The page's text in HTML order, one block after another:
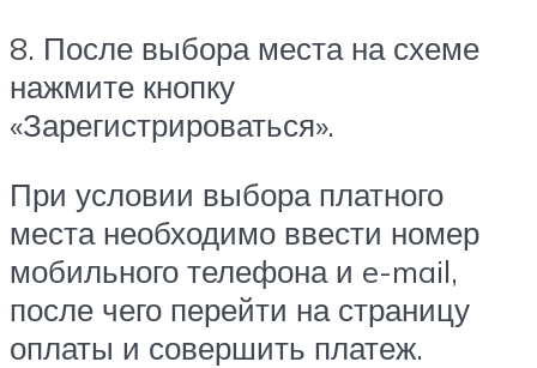
8. После выбора места на схеме
нажмите кнопку
«Зарегистрироваться».
При условии выбора платного
места необходимо ввести номер
мобильного телефона и e-mail,
после чего перейти на страницу
оплаты и совершить платеж.